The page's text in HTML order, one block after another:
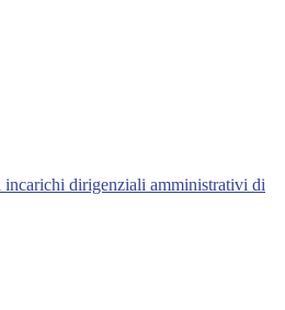
dirigenziali amministrativi di